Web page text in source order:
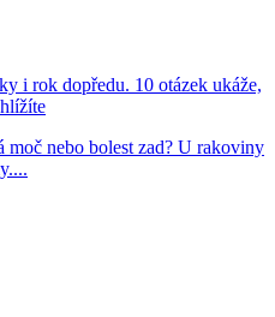
i rok dopředu. 10 otázek ukáže,
moč nebo bolest zad? U rakoviny